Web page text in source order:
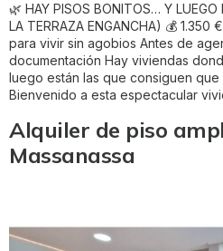
🌿 HAY PISOS BONITOS… Y LUEGO
LA TERRAZA ENGANCHA) 💰 1.350
para vivir sin agobios Antes de
documentación Hay viviendas
luego están las que consiguen que
Bienvenido a esta espectacular
Alquiler de piso
Massanassa